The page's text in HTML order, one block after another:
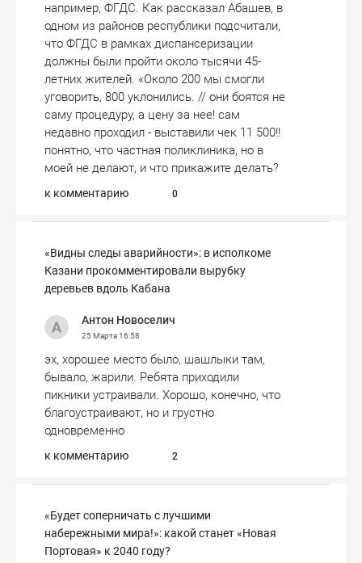
например, ФГДС. Как рассказал Абашев, в
одном из районов республики подсчитали,
что ФГДС в рамках диспансеризации
должны были пройти около тысячи 45-
летних жителей. «Около 200 мы смогли
уговорить, 800 уклонились. // они боятся не
саму процедуру, а цену за нее! сам
недавно проходил - выставили чек 11 500!!
понятно, что частная поликлиника, но в
моей не делают, и что прикажите делать?
к комментарию 0
«Видны следы аварийности»: в исполкоме
Казани прокомментировали вырубку
деревьев вдоль Кабана
Антон Новоселич
25 Марта16:58
эх, хорошее место было, шашлыки там,
бывало, жарили. Ребята приходили
пикники устраивали. Хорошо, конечно, что
благоустраивают, но и грустно
одновременно
к комментарию 2
«Будет соперничать с лучшими
набережными мира!»: какой станет «Новая
Портовая» к 2040 году?